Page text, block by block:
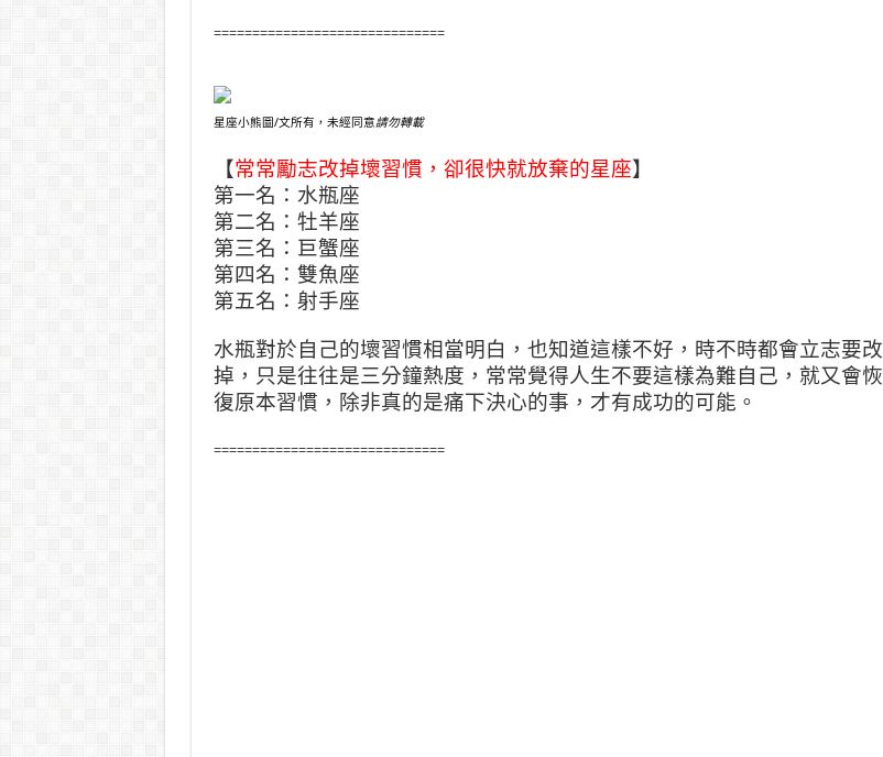
==============================
星座小熊圖/文所有，未經同意請勿轉載
【常常勵志改掉壞習慣，卻很快就放棄的星座】
第一名：水瓶座
第二名：牡羊座
第三名：巨蟹座
第四名：雙魚座
第五名：射手座
水瓶對於自己的壞習慣相當明白，也知道這樣不好，時不時都會立志要改
掉，只是往往是三分鐘熱度，常常覺得人生不要這樣為難自己，就又會恢
復原本習慣，除非真的是痛下決心的事，才有成功的可能。
==============================